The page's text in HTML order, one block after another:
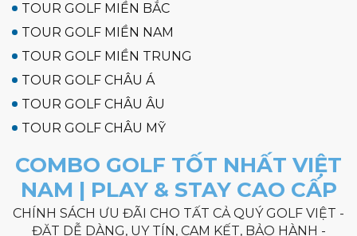
TOUR GOLF MIỀN BẮC
TOUR GOLF MIỀN NAM
TOUR GOLF MIỀN TRUNG
TOUR GOLF CHÂU Á
TOUR GOLF CHÂU ÂU
TOUR GOLF CHÂU MỸ
COMBO GOLF TỐT NHẤT VIỆT
NAM | PLAY & STAY CAO CẤP
CHÍNH SÁCH ƯU ĐÃI CHO TẤT CẢ QUÝ GOLF VIỆT -
ĐẶT DỄ DÀNG, UY TÍN, CAM KẾT, BẢO HÀNH -